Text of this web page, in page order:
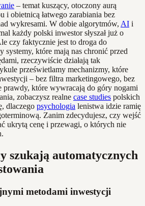
– temat kuszący, otoczony aurą
i obietnicą łatwego zarabiania bez
wykresami. W dobie algorytmów, AI i
każdy polski inwestor słyszał już o
czy faktycznie jest to droga do
systemy, które mają nas chronić przed
rzeczywiście działają tak
prześwietlamy mechanizmy, które
– bez filtra marketingowego, bez
prawdy, które wywracają do góry nogami
zobaczysz realne case studies polskich
dlaczego psychologia lenistwa idzie ramię
Zanim zdecydujesz, czy wejść
ukrytą cenę i przewagi, o których nie
szukają automatycznych
metodami inwestycji